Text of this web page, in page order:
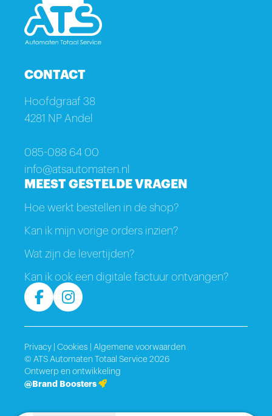
CONTACT
Hoofdgraaf 38
4281 NP Andel
085-088 64 00
info@atsautomaten.nl
MEEST GESTELDE VRAGEN
Hoe werkt bestellen in de shop?
Kan ik mijn vorige orders inzien?
Wat zijn de levertijden?
Kan ik ook een digitale factuur ontvangen?
Ontwerp en ontwikkeling
@Brand Boosters
© ATS Automaten Totaal Service 2026
Privacy Cookies Algemene voorwaarden